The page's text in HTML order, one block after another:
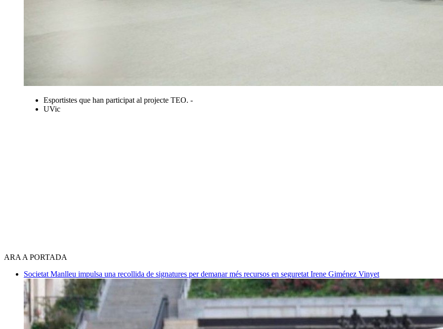
Esportistes que han participat al projecte TEO. -
UVic
ARA A PORTADA
Societat Manlleu impulsa una recollida de signatures per demanar més recursos en seguretat Irene Giménez Vinyet